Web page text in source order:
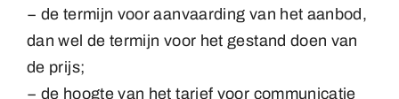
− de termijn voor aanvaarding van het aanbod,
dan wel de termijn voor het gestand doen van
de prijs;
− de hoogte van het tarief voor communicatie